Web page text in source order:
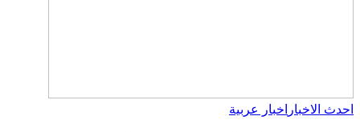
احدث الاخبار اخبار عربية